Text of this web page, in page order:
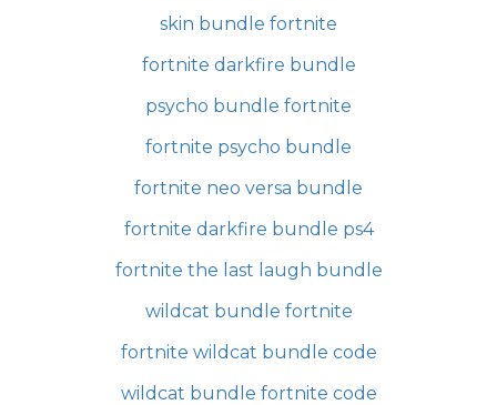
skin bundle fortnite
fortnite darkfire bundle
psycho bundle fortnite
fortnite psycho bundle
fortnite neo versa bundle
fortnite darkfire bundle ps4
fortnite the last laugh bundle
wildcat bundle fortnite
fortnite wildcat bundle code
wildcat bundle fortnite code